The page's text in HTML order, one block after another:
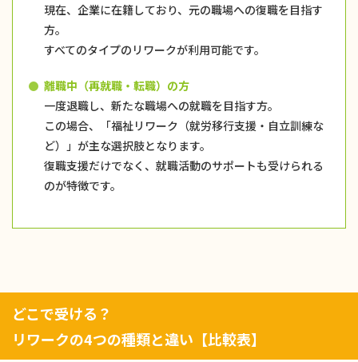
現在、企業に在籍しており、元の職場への復職を目指す
方。
すべてのタイプのリワークが利用可能です。
離職中（再就職・転職）の方
一度退職し、新たな職場への就職を目指す方。
この場合、「福祉リワーク（就労移行支援・自立訓練な
ど）」が主な選択肢となります。
復職支援だけでなく、就職活動のサポートも受けられる
のが特徴です。
どこで受ける？
リワークの4つの種類と違い【比較表】